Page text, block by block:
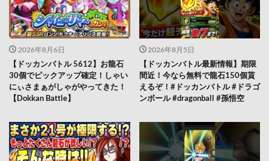
2026年8月6日
【ドッカンバトル 5612】お龍石
30個でピックアップ確定！しゃい
にぃさまぁがしゃがやってきた！
【Dokkan Battle】
2026年8月5日
【ドッカンバトル最新情報】期限
間近！今なら無料で龍石150個貰
えるぞ！#ドッカンバトル #ドラゴ
ンボール #dragonball #孫悟空